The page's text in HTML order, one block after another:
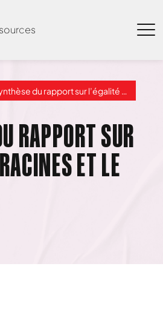
du rapport sur l’égalité – RACINES et le GAS – 2020
RAPPORT SUR
ET LE